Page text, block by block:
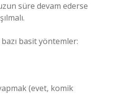
süre devam ederse
basit yöntemler:
(evet, komik